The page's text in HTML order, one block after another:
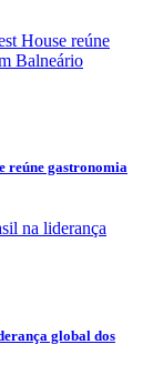
reúne gastronomia
global dos